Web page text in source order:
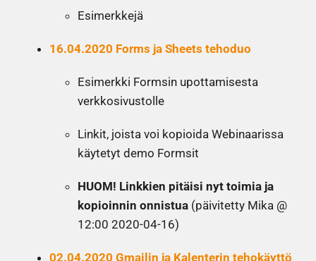
Esimerkkejä
16.04.2020 Forms ja Sheets tehoduo
Esimerkki Formsin upottamisesta
verkkosivustolle
Linkit, joista voi kopioida Webinaarissa
käytetyt demo Formsit
HUOM! Linkkien pitäisi nyt toimia ja
kopioinnin onnistua (päivitetty Mika @
12:00 2020-04-16)
02.04.2020 Gmailin ja Kalenterin tehokäyttö